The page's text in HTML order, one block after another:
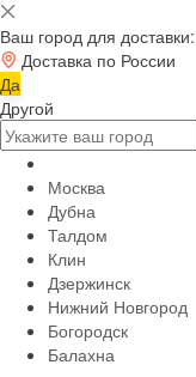
Ваш город для доставки:
Доставка по России
Да
Другой
Москва
Дубна
Талдом
Клин
Дзержинск
Нижний Новгород
Богородск
Балахна